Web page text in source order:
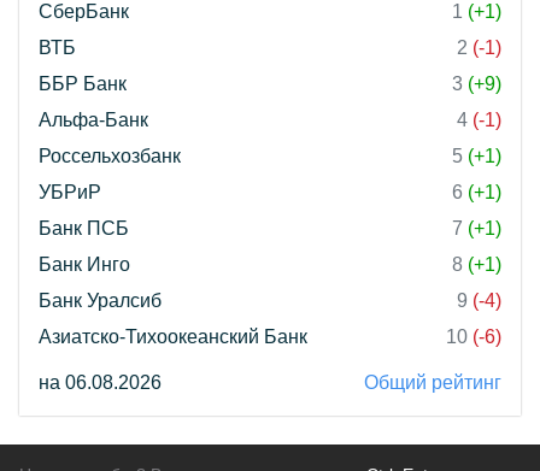
СберБанк 1 (+1)
ВТБ
2 (-1)
ББР Банк
3 (+9)
Альфа-Банк
4 (-1)
Россельхозбанк
5 (+1)
УБРиР
6 (+1)
Банк ПСБ
7 (+1)
Банк Инго
8 (+1)
Банк Уралсиб
9 (-4)
Азиатско-Тихоокеанский Банк
10 (-6)
на 06.08.2026 Общий рейтинг